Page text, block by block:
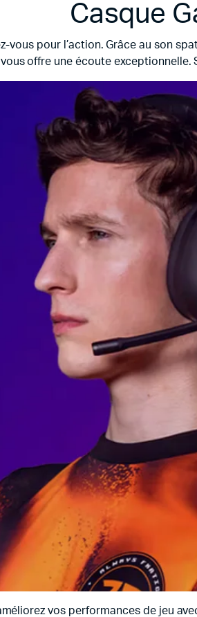
Casque
vous pour l’action. Grâce au son
vous offre une écoute exceptionnelle.
vos performances de jeu